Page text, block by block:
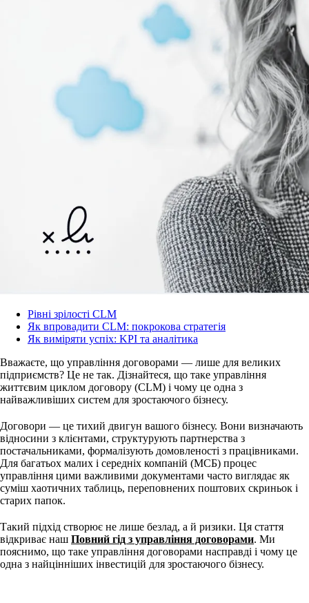
Рівні зрілості CLM
Як впровадити CLM: покрокова стратегія
Як виміряти успіх: KPI та аналітика
Вважаєте, що управління договорами — лише для великих
підприємств? Це не так. Дізнайтеся, що таке управління
життєвим циклом договору (CLM) і чому це одна з
найважливіших систем для зростаючого бізнесу.
Договори — це тихий двигун вашого бізнесу. Вони визначають
відносини з клієнтами, структурують партнерства з
постачальниками, формалізують домовленості з працівниками.
Для багатьох малих і середніх компаній (МСБ) процес
управління цими важливими документами часто виглядає як
суміш хаотичних таблиць, переповнених поштових скриньок і
старих папок.
Такий підхід створює не лише безлад, а й ризики. Ця стаття
відкриває наш Повний гід з управління договорами. Ми
пояснимо, що таке управління договорами насправді і чому це
одна з найцінніших інвестицій для зростаючого бізнесу.